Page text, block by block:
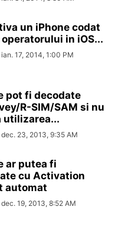
un iPhone codat
in iOS...
ian. 17, 2014, 1:00 PM
pot fi decodate
R-SIM/SAM si nu
utilizarea...
dec. 23, 2013, 9:35 AM
ar putea fi
cu Activation
automat
dec. 19, 2013, 8:52 AM